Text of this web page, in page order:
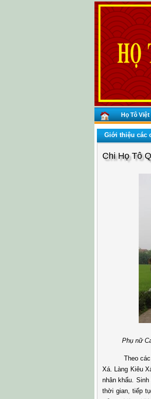
Họ Tô Việt
Giới thiệu các
Chi Họ Tô
Phụ nữ Cao
Theo các cụ
Xá. Làng Kiêu
nhân khẩu.
thời gian, tiếp